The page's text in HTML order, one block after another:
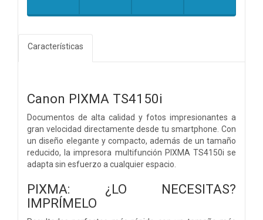
Características
Canon PIXMA TS4150i
Documentos de alta calidad y fotos impresionantes a
gran velocidad directamente desde tu smartphone. Con
un diseño elegante y compacto, además de un tamaño
reducido, la impresora multifunción PIXMA TS4150i se
adapta sin esfuerzo a cualquier espacio.
PIXMA: ¿LO NECESITAS?
IMPRÍMELO